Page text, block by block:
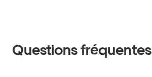
Questions fréquentes